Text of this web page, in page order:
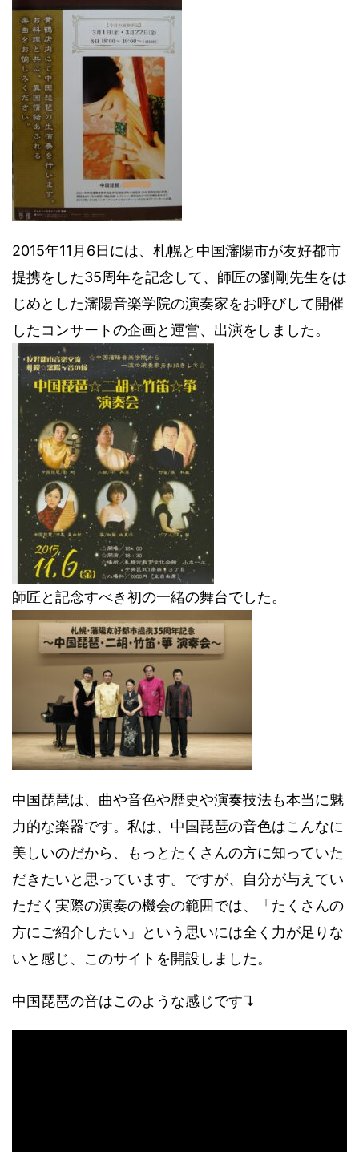
2015年11月6日には、札幌と中国瀋陽市が友好都市
提携をした35周年を記念して、師匠の劉剛先生をは
じめとした瀋陽音楽学院の演奏家をお呼びして開催
したコンサートの企画と運営、出演をしました。
師匠と記念すべき初の一緒の舞台でした。
中国琵琶は、曲や音色や歴史や演奏技法も本当に魅
力的な楽器です。私は、中国琵琶の音色はこんなに
美しいのだから、もっとたくさんの方に知っていた
だきたいと思っています。ですが、自分が与えてい
ただく実際の演奏の機会の範囲では、「たくさんの
方にご紹介したい」という思いには全く力が足りな
いと感じ、このサイトを開設しました。
中国琵琶の音はこのような感じです↴